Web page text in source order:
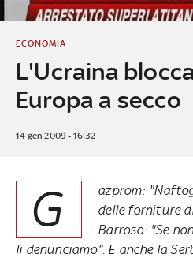
L'Ucraina
Europa a secco
ECONOMIA
14 gen 2009 - 16:32
G
azprom:
delle forniture
Barroso: "Se
li denunciamo". E anche la